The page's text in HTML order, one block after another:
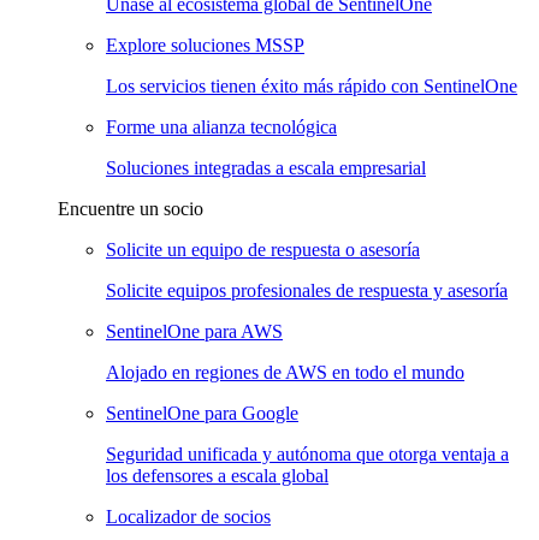
Únase al ecosistema global de SentinelOne
Explore soluciones MSSP
Los servicios tienen éxito más rápido con SentinelOne
Forme una alianza tecnológica
Soluciones integradas a escala empresarial
Encuentre un socio
Solicite un equipo de respuesta o asesoría
Solicite equipos profesionales de respuesta y asesoría
SentinelOne para AWS
Alojado en regiones de AWS en todo el mundo
SentinelOne para Google
Seguridad unificada y autónoma que otorga ventaja a
los defensores a escala global
Localizador de socios